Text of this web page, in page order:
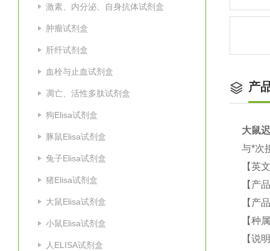
激素、内分泌、自身抗体试剂盒
肿瘤试剂盒
肝纤试剂盒
血栓与止血试剂盒
凋亡、活性多肽试剂盒
狗Elisa试剂盒
豚鼠Elisa试剂盒
兔子Elisa试剂盒
猪Elisa试剂盒
大鼠Elisa试剂盒
小鼠Elisa试剂盒
人ELISA试剂盒
产
大鼠
与*次
【英
【产
【产
【种
【说